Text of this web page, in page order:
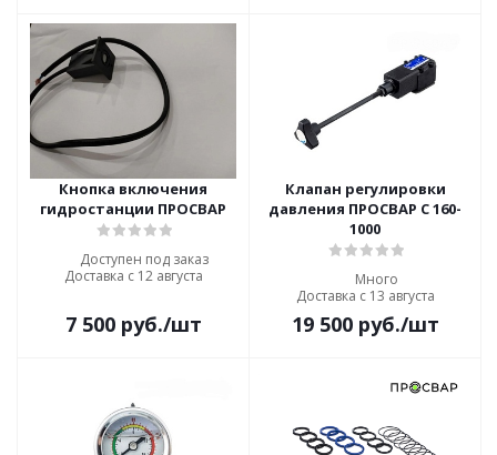
Кнопка включения
гидростанции ПРОСВАР
Доступен под заказ
Доставка с 12 августа
7 500руб./шт
Клапан регулировки
давления ПРОСВАР С 160-
1000
Много
Доставка с 13 августа
19 500руб./шт